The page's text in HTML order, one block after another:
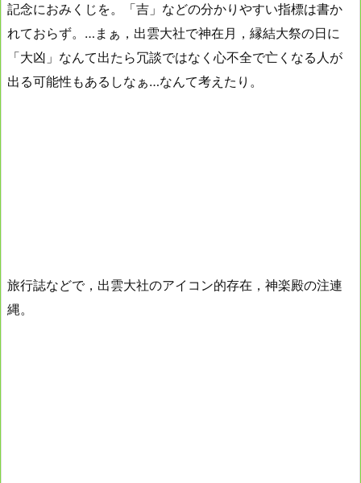
記念におみくじを。「吉」などの分かりやすい指標は書か
れておらず。…まぁ，出雲大社で神在月，縁結大祭の日に
「大凶」なんて出たら冗談ではなく心不全で亡くなる人が
出る可能性もあるしなぁ…なんて考えたり。
旅行誌などで，出雲大社のアイコン的存在，神楽殿の注連
縄。